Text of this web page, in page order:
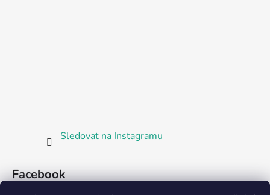
Sledovat na Instagramu
Facebook